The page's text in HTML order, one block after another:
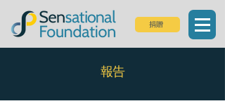
捐贈
報告